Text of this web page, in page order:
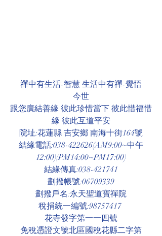
禪中有生活-智慧 生活中有禪-覺悟
今世
跟您廣結善緣 彼此珍惜當下 彼此惜福惜
緣 彼此互道平安
院址:花蓮縣 吉安鄉 南海十街164號
結緣電話:038-422626(AM9:00~中午
12:00)(PM14:00~PM17:00)
結緣傳真:038-421741
劃撥帳號:06709339
劃撥戶名:永天聖道寶禪院
稅捐統一編號:98757417
花寺發字第一一四號
免稅憑證文號北區國稅花縣二字第